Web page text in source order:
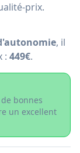
prix.
, il
: 449€.
bonnes
un excellent